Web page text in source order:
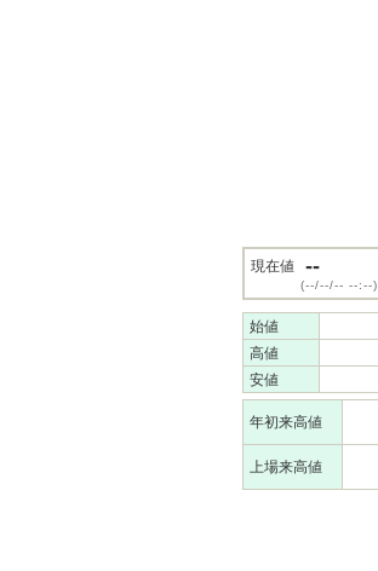
現在値 --
(--/--/-- --:--)
始値
高値
安値
年初来高値
上場来高値